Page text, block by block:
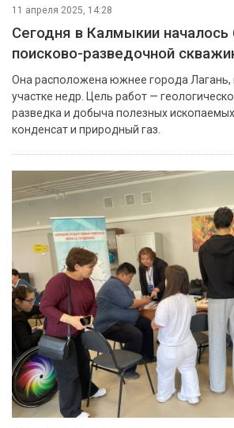
11 апреля 2025, 14:28
Сегодня в Калмыкии началось
поисково-разведочной
Она расположена южнее города Лагань,
участке недр. Цель работ —
разведка и добыча полезных
конденсат и природный газ.